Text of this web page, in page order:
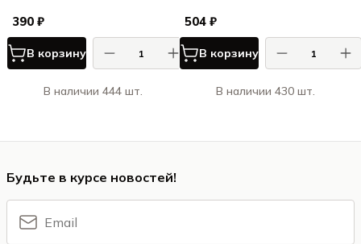
390 ₽
В корзину
В наличии 444 шт.
504 ₽
В корзину
В наличии 430 шт.
Будьте в курсе новостей!